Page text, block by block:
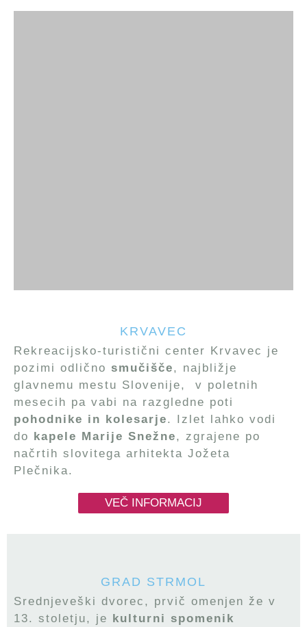
KRVAVEC
Rekreacijsko-turistični center Krvavec je
pozimi odlično smučišče, najbližje
glavnemu mestu Slovenije, v poletnih
mesecih pa vabi na razgledne poti
pohodnike in kolesarje. Izlet lahko vodi
do kapele Marije Snežne, zgrajene po
načrtih slovitega arhitekta Jožeta
Plečnika.
VEČ INFORMACIJ
GRAD STRMOL
Srednjeveški dvorec, prvič omenjen že v
13. stoletju, je kulturni spomenik